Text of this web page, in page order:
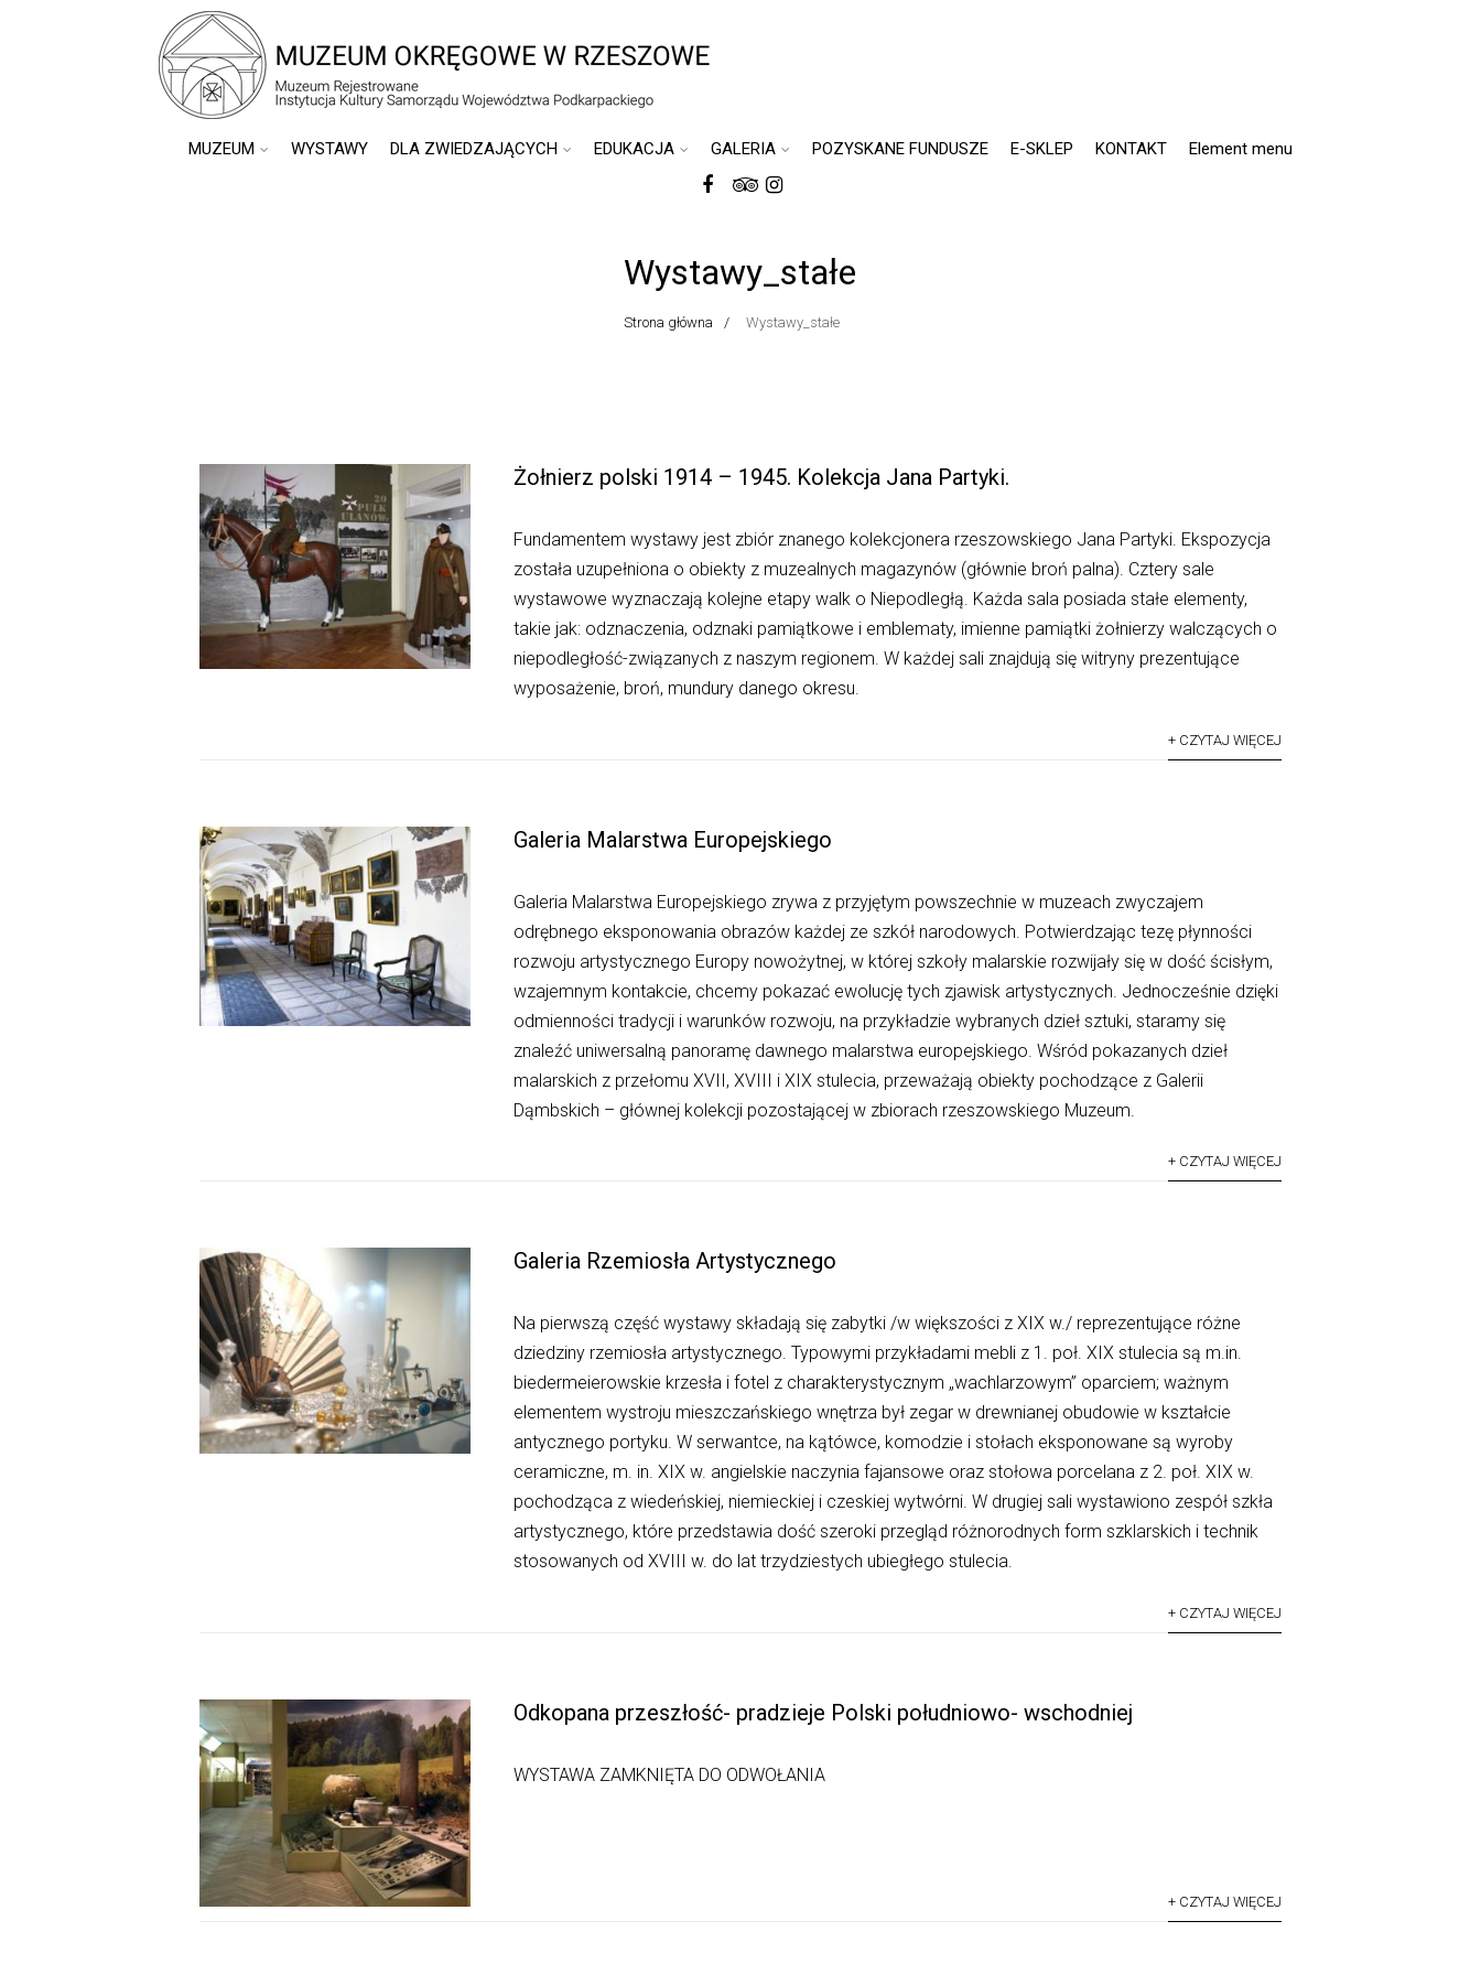
MUZEUM WYSTAWY DLA ZWIEDZAJĄCYCH EDUKACJA GALERIA POZYSKANE FUNDUSZE E-SKLEP KONTAKT Element menu
Wystawy_stałe
Strona główna Wystawy_stałe
Żołnierz polski 1914 – 1945. Kolekcja Jana Partyki.
Fundamentem wystawy jest zbiór znanego kolekcjonera rzeszowskiego Jana Partyki. Ekspozycja
została uzupełniona o obiekty z muzealnych magazynów (głównie broń palna). Cztery sale
wystawowe wyznaczają kolejne etapy walk o Niepodległą. Każda sala posiada stałe elementy,
takie jak: odznaczenia, odznaki pamiątkowe i emblematy, imienne pamiątki żołnierzy walczących o
niepodległość-związanych z naszym regionem. W każdej sali znajdują się witryny prezentujące
wyposażenie, broń, mundury danego okresu.
+ CZYTAJ WIĘCEJ
Galeria Malarstwa Europejskiego
Galeria Malarstwa Europejskiego zrywa z przyjętym powszechnie w muzeach zwyczajem
odrębnego eksponowania obrazów każdej ze szkół narodowych. Potwierdzając tezę płynności
rozwoju artystycznego Europy nowożytnej, w której szkoły malarskie rozwijały się w dość ścisłym,
wzajemnym kontakcie, chcemy pokazać ewolucję tych zjawisk artystycznych. Jednocześnie dzięki
odmienności tradycji i warunków rozwoju, na przykładzie wybranych dzieł sztuki, staramy się
znaleźć uniwersalną panoramę dawnego malarstwa europejskiego. Wśród pokazanych dzieł
malarskich z przełomu XVII, XVIII i XIX stulecia, przeważają obiekty pochodzące z Galerii
Dąmbskich – głównej kolekcji pozostającej w zbiorach rzeszowskiego Muzeum.
+ CZYTAJ WIĘCEJ
Galeria Rzemiosła Artystycznego
Na pierwszą część wystawy składają się zabytki /w większości z XIX w./ reprezentujące różne
dziedziny rzemiosła artystycznego. Typowymi przykładami mebli z 1. poł. XIX stulecia są m.in.
biedermeierowskie krzesła i fotel z charakterystycznym „wachlarzowym” oparciem; ważnym
elementem wystroju mieszczańskiego wnętrza był zegar w drewnianej obudowie w kształcie
antycznego portyku. W serwantce, na kątówce, komodzie i stołach eksponowane są wyroby
ceramiczne, m. in. XIX w. angielskie naczynia fajansowe oraz stołowa porcelana z 2. poł. XIX w.
pochodząca z wiedeńskiej, niemieckiej i czeskiej wytwórni. W drugiej sali wystawiono zespół szkła
artystycznego, które przedstawia dość szeroki przegląd różnorodnych form szklarskich i technik
stosowanych od XVIII w. do lat trzydziestych ubiegłego stulecia.
+ CZYTAJ WIĘCEJ
Odkopana przeszłość- pradzieje Polski południowo- wschodniej
WYSTAWA ZAMKNIĘTA DO ODWOŁANIA
+ CZYTAJ WIĘCEJ